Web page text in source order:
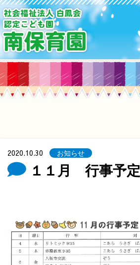
2020.10.30 お知らせ
１１月 行事予定